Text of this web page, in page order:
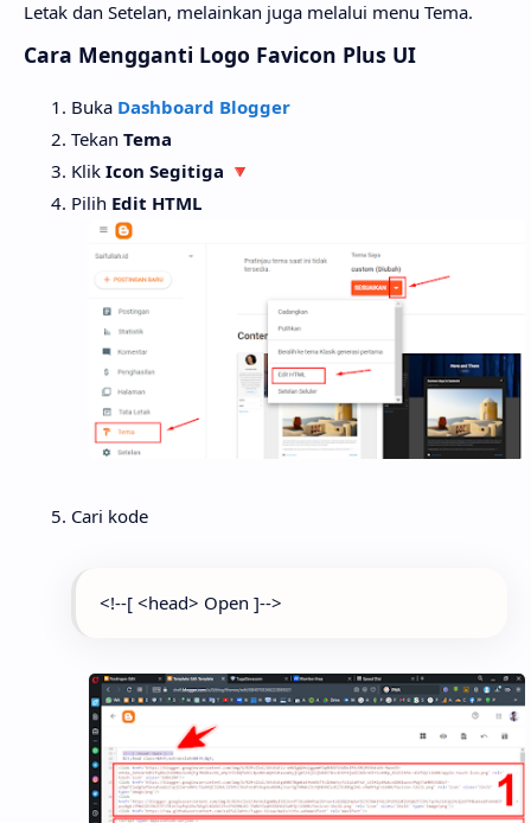
Letak dan Setelan, melainkan juga melalui menu Tema.
Cara Mengganti Logo Favicon Plus UI
Buka Dashboard Blogger
Tekan Tema
Klik Icon Segitiga 🔻
Pilih Edit HTML
Cari kode
<!--[ <head> Open ]-->